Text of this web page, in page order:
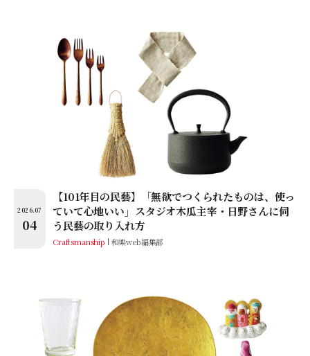
2026.07
04
【101年目の民藝】「無欲でつくられたものは、使っ
ていて心地いい」スタジオ木瓜主宰・日野さんに伺
う民藝の取り入れ方
Craftsmanship 和樂web編集部